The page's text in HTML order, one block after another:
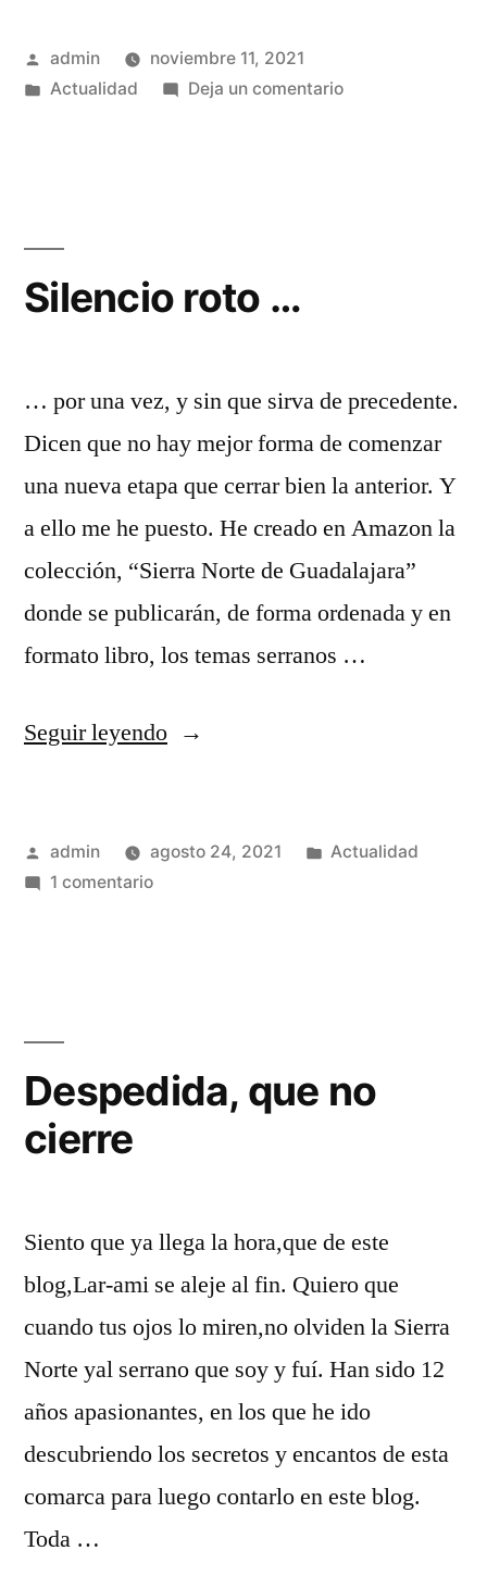
por
última
Publicado
por
admin
noviembre 11, 2021
Publicado
Actualidad Deja un comentarioen
Silencio roto …
… por una vez, y sin que sirva de precedente.
Dicen que no hay mejor forma de comenzar
una nueva etapa que cerrar bien la anterior. Y
a ello me he puesto. He creado en Amazon la
colección, “Sierra Norte de Guadalajara”
donde se publicarán, de forma ordenada y en
formato libro, los temas serranos …
Seguir leyendo«Silencio
Publicado
por
admin agosto 24, 2021
Publicado
Actualidad
1 comentarioen
Despedida, que no
cierre
Siento que ya llega la hora,que de este
blog,Lar-ami se aleje al fin. Quiero que
cuando tus ojos lo miren,no olviden la Sierra
Norte yal serrano que soy y fuí. Han sido 12
años apasionantes, en los que he ido
descubriendo los secretos y encantos de esta
comarca para luego contarlo en este blog.
Toda …